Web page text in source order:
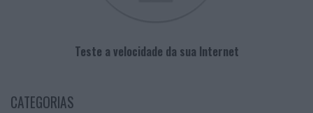
Teste a velocidade da sua Internet
CATEGORIAS